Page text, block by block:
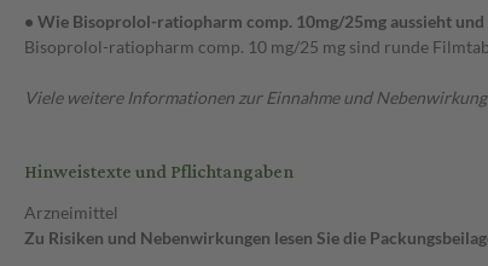
• Wie Bisoprolol-ratiopharm comp. 10mg/25mg aussieht
Bisoprolol-ratiopharm comp. 10 mg/25 mg sind runde
Viele weitere Informationen zur Einnahme und
Hinweistexte und Pflichtangaben
Arzneimittel
Zu Risiken und Nebenwirkungen lesen Sie die